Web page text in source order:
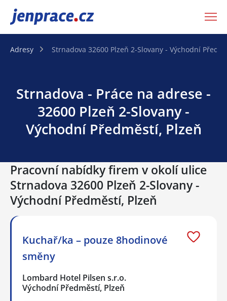
JenPráce.cz
Adresy Strnadova 32600 Plzeň 2-Slovany - Východní
Strnadova - Práce na adrese -
32600 Plzeň 2-Slovany -
Východní Předměstí, Plzeň
Pracovní nabídky firem v okolí ulice
Strnadova 32600 Plzeň 2-Slovany -
Východní Předměstí, Plzeň
Kuchař/ka – pouze 8hodinové
směny
Lombard Hotel Pilsen s.r.o.
Východní Předměstí, Plzeň